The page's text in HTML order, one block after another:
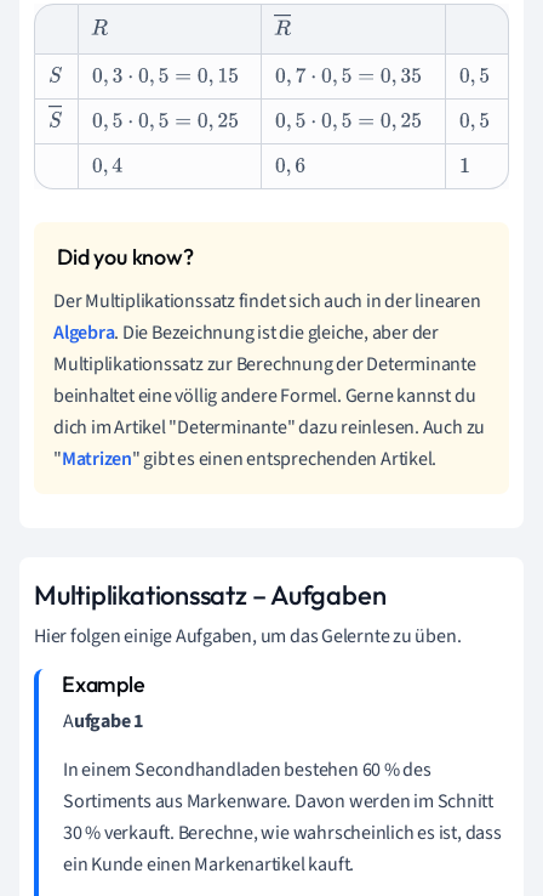
R
R
S
0,3·0, 5=0,15 0,7·0, 5=0,35 0,5
S
0,5·0, 5=0,25 0,5·0, 5=0,25 0,5
0,4 0,6 1
Der Multiplikationssatz findet sich auch in der linearen
Algebra. Die Bezeichnung ist die gleiche, aber der
Multiplikationssatz zur Berechnung der Determinante
beinhaltet eine völlig andere Formel. Gerne kannst du
dich im Artikel "Determinante" dazu reinlesen. Auch zu
"Matrizen" gibt es einen entsprechenden Artikel.
Multiplikationssatz – Aufgaben
Hier folgen einige Aufgaben, um das Gelernte zu üben.
Aufgabe 1
In einem Secondhandladen bestehen 60 % des
Sortiments aus Markenware. Davon werden im Schnitt
30 % verkauft. Berechne, wie wahrscheinlich es ist, dass
ein Kunde einen Markenartikel kauft.